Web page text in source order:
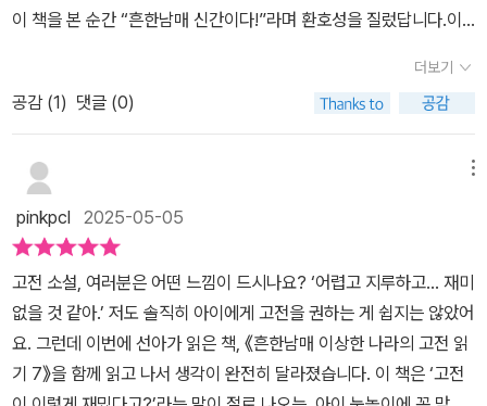
이 책을 본 순간 “흔한남매 신간이다!”라며 환호성을 질렀답니다.이
이 설화」, 「서동지전」!익숙한 이야기지만, 흔한남매의 입담과 좌충우
돌 모험 덕분에 완전히 새롭게 느껴졌답니다.이야기의 시작은 할머니
댁 다락방!으뜸이와 에이미는 방학을 맞아 시골 할머니 집에 놀러 가
게 돼요.에이미가 그린 그림을 두고 으뜸이가 놀리자, 삐진 에이미는
몰래 그림을 그릴 장소를 찾다가 다락방에서 수상한 궤짝을 발견하
죠.그리고 이 궤짝은 평범한 궤짝이 아니었어요…바로 고전 속 세계로
들어가는 마법의 포탈!첫 번째 이야기: 심청전이미 내용을 잘 안다며
자신만만한 으뜸이.하지만 “이야기를 꼬이지 않게 조심하라”는 미션
이 등장하면서 상황은 긴장감 UP!심청이가 인당수에 빠지기 전에 도
와야 하고, 심학규 아버지도 챙겨야 하고…‘고전 소설 지키기 대작
전’이 펼쳐집니다.두 번째 이야기: 여우 누이 설화이번엔 으뜸이는 부
더보기
공감 (1) 댓글 (0)
pinkpcl 2025-05-05
고전 소설, 여러분은 어떤 느낌이 드시나요? ‘어렵고 지루하고… 재미
없을 것 같아.’ 저도 솔직히 아이에게 고전을 권하는 게 쉽지는 않았어
요. 그런데 이번에 선아가 읽은 책, 《흔한남매 이상한 나라의 고전 읽
기 7》을 함께 읽고 나서 생각이 완전히 달라졌습니다. 이 책은 ‘고전